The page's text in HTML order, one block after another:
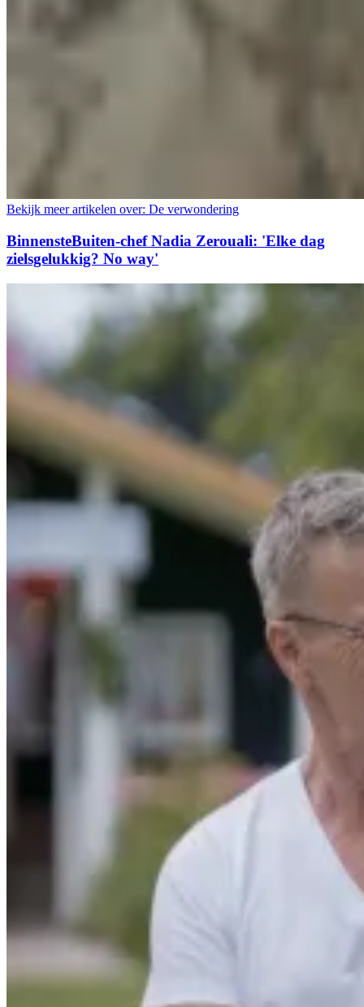
Bekijk meer artikelen over: De verwondering
BinnensteBuiten-chef Nadia Zerouali: 'Elke dag
zielsgelukkig? No way'